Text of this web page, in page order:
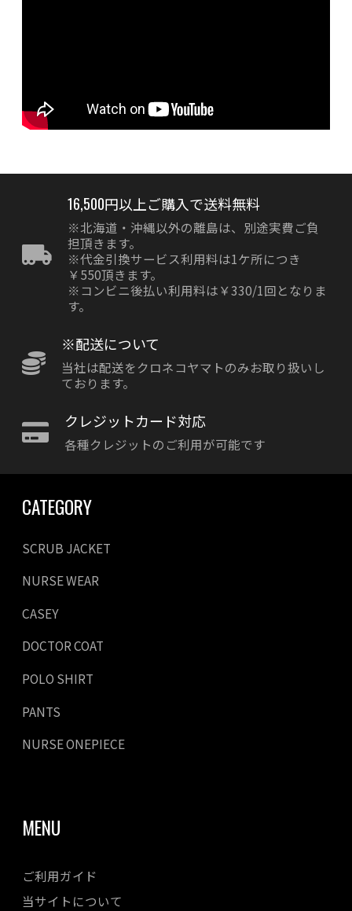
16,500円以上ご購入で送料無料
※北海道・沖縄以外の離島は、別途実費ご負
担頂きます。
※代金引換サービス利用料は1ケ所につき
￥550頂きます。
※コンビニ後払い利用料は￥330/1回となりま
す。
※配送について
当社は配送をクロネコヤマトのみお取り扱いし
ております。
クレジットカード対応
各種クレジットのご利用が可能です
CATEGORY
SCRUB JACKET
NURSE WEAR
CASEY
DOCTOR COAT
POLO SHIRT
PANTS
NURSE ONEPIECE
MENU
ご利用ガイド
当サイトについて